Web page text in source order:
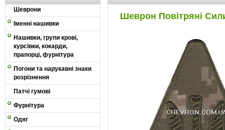
Шеврони
Іменні нашивки
Нашивки, групи крові,
курсівки, кокарди,
прапорці, фурнітура
Погони та нарукавні знаки
розрізнення
Патчі гумові
Фурнітура
Одяг
Шеврон Повітряні